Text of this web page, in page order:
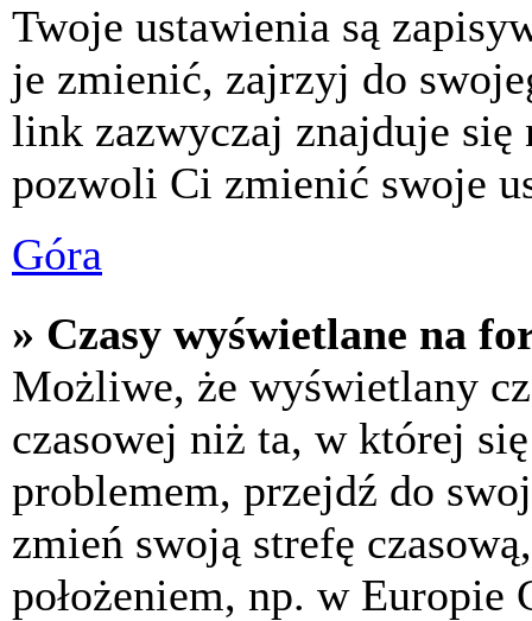
Twoje ustawienia są
je zmienić, zajrzyj do
link zazwyczaj znajduje się
pozwoli Ci zmienić swoje
Góra
» Czasy wyświetlane na
Możliwe, że wyświetlany
czasowej niż ta, w której
problemem, przejdź do
zmień swoją strefę
położeniem, np. w Europie